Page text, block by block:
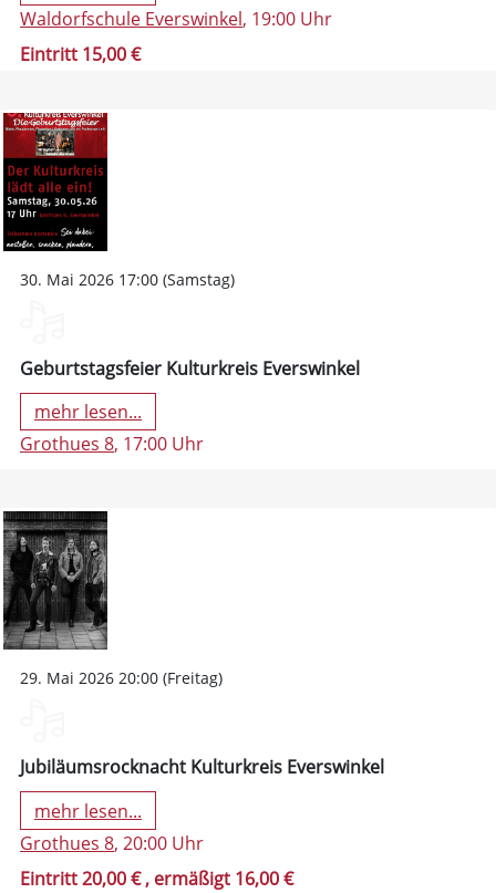
Waldorfschule Everswinkel, 19:00 Uhr
Eintritt 15,00 €
30. Mai 2026 17:00 (Samstag)
Geburtstagsfeier Kulturkreis Everswinkel
mehr lesen...
Grothues 8, 17:00 Uhr
29. Mai 2026 20:00 (Freitag)
Jubiläumsrocknacht Kulturkreis Everswinkel
mehr lesen...
Grothues 8, 20:00 Uhr
Eintritt 20,00 €, ermäßigt 16,00 €